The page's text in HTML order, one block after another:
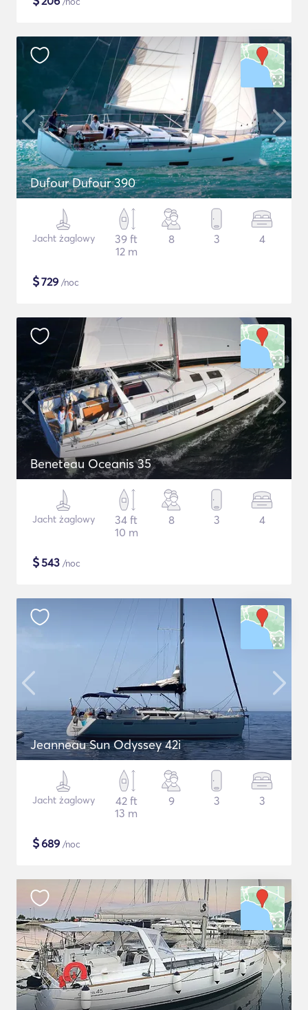
Dufour Dufour 390
Jacht żaglowy
39 ft
12 m
8 3 4
$729 /noc
Beneteau Oceanis 35
Jacht żaglowy
34 ft
10 m
8 3 4
$543 /noc
Jeanneau Sun Odyssey 42i
Jacht żaglowy
42 ft
13 m
9 3 3
$689 /noc